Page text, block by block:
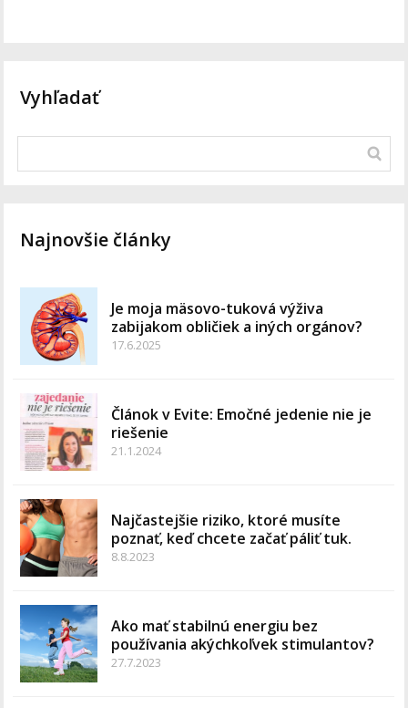
Vyhľadať
Najnovšie články
Je moja mäsovo-tuková výživa
zabijakom obličiek a iných orgánov?
17.6.2025
Článok v Evite: Emočné jedenie nie je
riešenie
21.1.2024
Najčastejšie riziko, ktoré musíte
poznať, keď chcete začať páliť tuk.
8.8.2023
Ako mať stabilnú energiu bez
používania akýchkoľvek stimulantov?
27.7.2023